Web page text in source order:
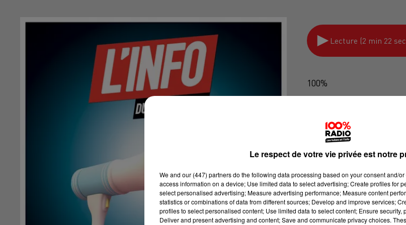
Lecture (2 min 22
100%
Le respect de votre vie privée est notre
We and our (447) partnersdo the following data processing based on your consent and/
access information on a device; Use limited data to select advertising; Create profiles for
select personalised advertising; Measure advertising performance; Measure content
statistics or combinations of data from different sources; Develop and improve services;
profiles to select personalised content; Use limited data to select content; Ensure security,
Deliver and present advertising and content; Save and communicate privacy choices.